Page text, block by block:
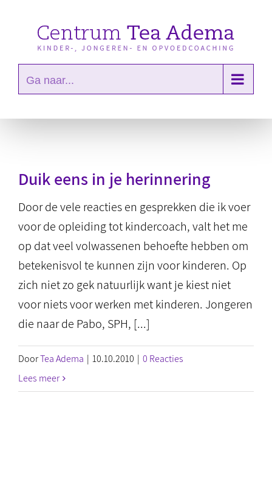
Ga naar...
Duik eens in je herinnering
Door de vele reacties en gesprekken die ik voer
voor de opleiding tot kindercoach, valt het me
op dat veel volwassenen behoefte hebben om
betekenisvol te kunnen zijn voor kinderen. Op
zich niet zo gek natuurlijk want je kiest niet
voor niets voor werken met kinderen. Jongeren
die naar de Pabo, SPH, [...]
DoorTea Adema | 10.10.2010 | 0 Reacties
Lees meer